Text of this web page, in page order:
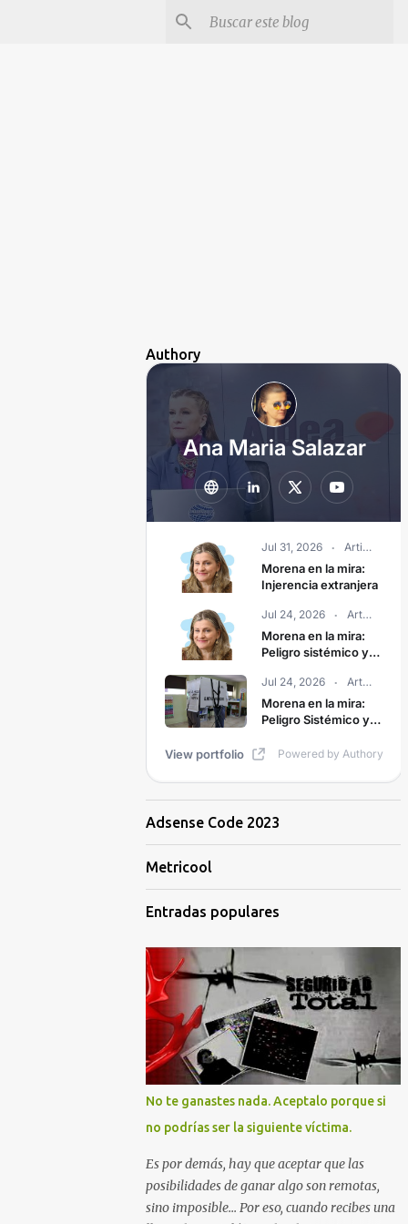
Authory
Adsense Code 2023
Metricool
Entradas populares
No te ganastes nada. Aceptalo porque si
no podrías ser la siguiente víctima.
Es por demás, hay que aceptar que las
posibilidades de ganar algo son remotas,
sino imposible... Por eso, cuando recibes una